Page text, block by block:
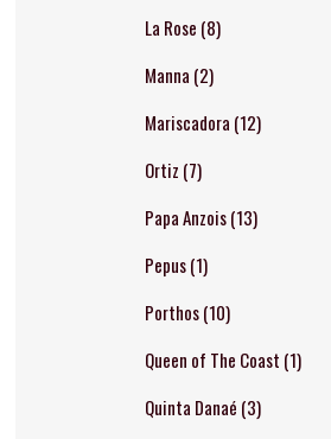
La Rose (8)
Manna (2)
Mariscadora (12)
Ortiz (7)
Papa Anzois(13)
Pepus(1)
Porthos(10)
Queen of The Coast (1)
Quinta Danaé (3)